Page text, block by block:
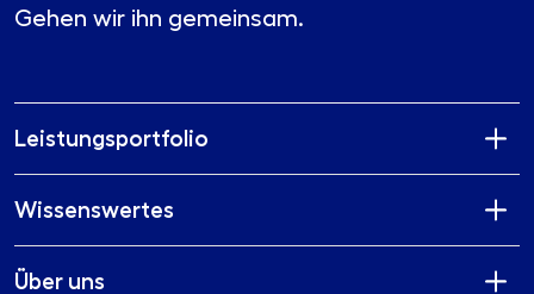
Gehen wir ihn gemeinsam.
Leistungsportfolio
Wissenswertes
Über uns